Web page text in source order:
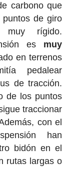
carbono que
de giro
rígido.
es muy
en terrenos
pedalear
de tracción.
de los puntos
traccionar
con el
han
bidón en el
rutas largas o